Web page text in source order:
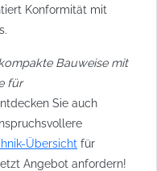
Konformität mit
Bauweise mit
für
Sie auch
Übersicht für
Angebot anfordern!